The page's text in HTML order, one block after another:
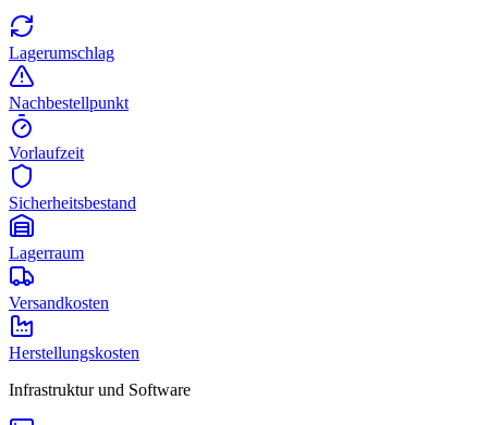
Lagerumschlag
Nachbestellpunkt
Vorlaufzeit
Sicherheitsbestand
Lagerraum
Versandkosten
Herstellungskosten
Infrastruktur und Software